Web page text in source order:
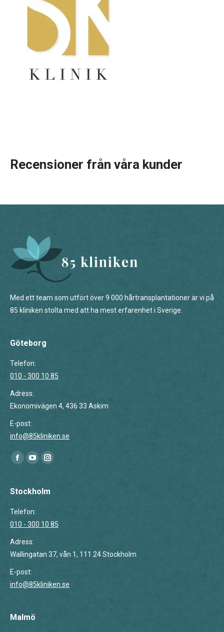
Recensioner från våra kunder
Med ett team som utfört över 9 000 hårtransplantationer är vi på
85 kliniken stolta med att ha mest erfarenhet i Sverige.
Göteborg
Telefon:
010 - 300 10 85
Adress:
Ekonomivägen 4, 436 33 Askim
E-post:
info@85kliniken.se
Du hittar oss på:
Facebook
opens
new
window
YouTube
opens
new
window
Instagram
opens
window
Stockholm
Telefon:
010 - 300 10 85
Adress:
Wallingatan 37, vån 1, 111 24 Stockholm
E-post:
info@85kliniken.se
Malmö